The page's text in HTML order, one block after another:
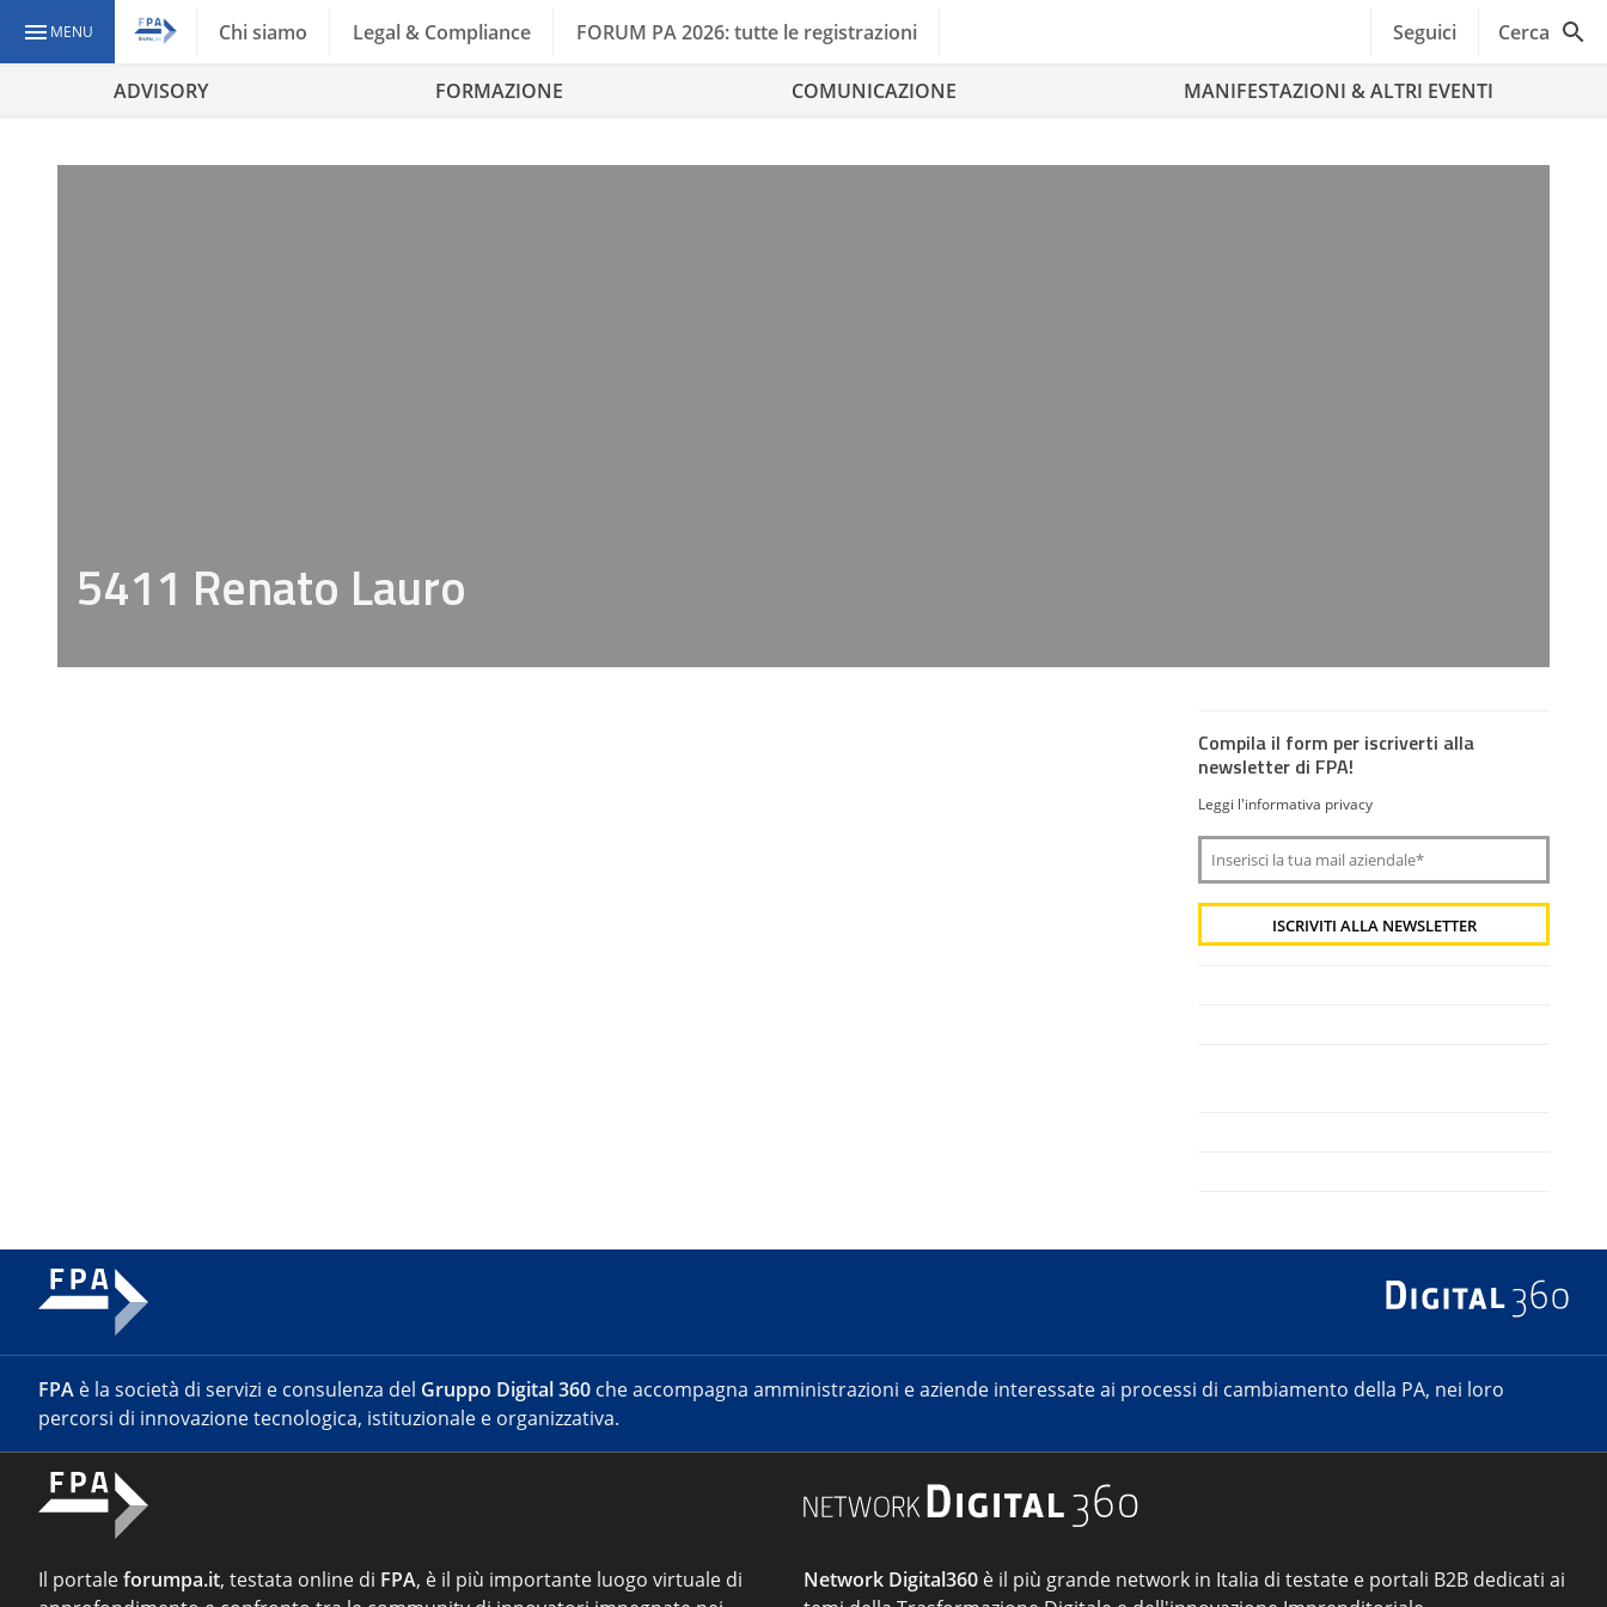
MENU Chi siamo Legal & Compliance FORUM PA 2026: tutte le registrazioni Seguici Cerca
ADVISORY FORMAZIONE COMUNICAZIONE MANIFESTAZIONI & ALTRI EVENTI
5411 Renato Lauro
Compila il form per iscriverti alla
newsletter di FPA!
Leggi l'informativa privacy
FPA è la società di servizi e consulenza del Gruppo Digital 360 che accompagna amministrazioni e aziende interessate ai processi di cambiamento della PA, nei loro
percorsi di innovazione tecnologica, istituzionale e organizzativa.
Il portaleforumpa.it, testata online di FPA, è il più importante luogo virtuale di
Network Digital360 è il più grande network in Italia di testate e portali B2B dedicati ai